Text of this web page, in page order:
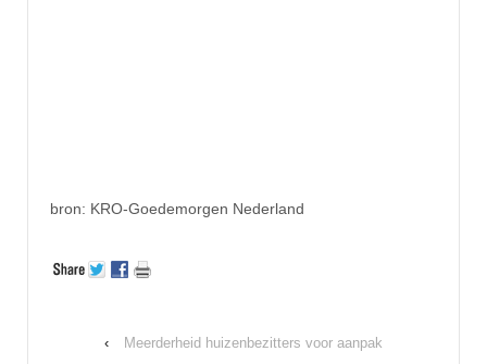
bron: KRO-Goedemorgen Nederland
‹
Meerderheid huizenbezitters voor aanpak